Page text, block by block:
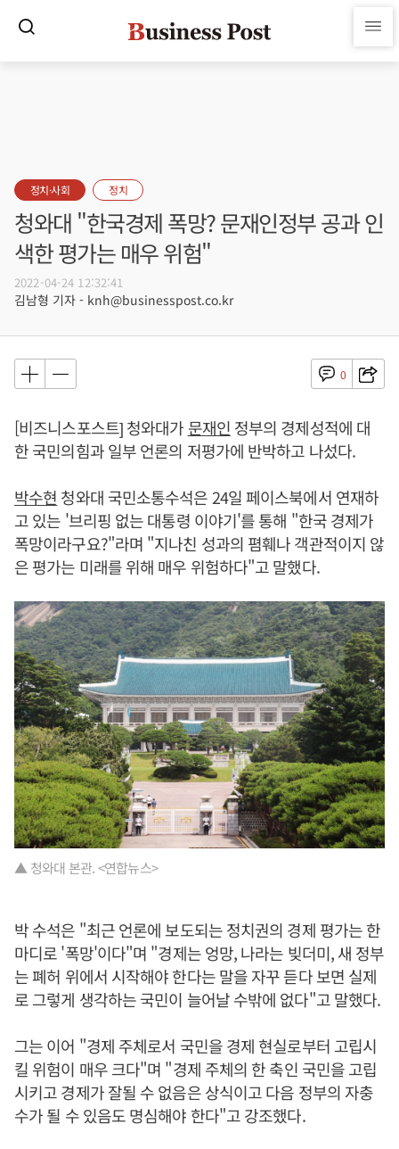
정치·사회 정치
청와대 "한국경제 폭망? 문재인정부 공과 인
색한 평가는 매우 위험"
2022-04-24 12:32:41
김남형 기자 - knh@businesspost.co.kr
0
[비즈니스포스트] 청와대가 문재인 정부의 경제성적에 대
한 국민의힘과 일부 언론의 저평가에 반박하고 나섰다.
박수현 청와대 국민소통수석은 24일 페이스북에서 연재하
고 있는 '브리핑 없는 대통령 이야기'를 통해 "한국 경제가
폭망이라구요?"라며 "지나친 성과의 폄훼나 객관적이지 않
은 평가는 미래를 위해 매우 위험하다"고 말했다.
▲ 청와대 본관. <연합뉴스>
박 수석은 "최근 언론에 보도되는 정치권의 경제 평가는 한
마디로 '폭망'이다"며 "경제는 엉망, 나라는 빚더미, 새 정부
는 폐허 위에서 시작해야 한다는 말을 자꾸 듣다 보면 실제
로 그렇게 생각하는 국민이 늘어날 수밖에 없다"고 말했다.
그는 이어 "경제 주체로서 국민을 경제 현실로부터 고립시
킬 위험이 매우 크다"며 "경제 주체의 한 축인 국민을 고립
시키고 경제가 잘될 수 없음은 상식이고 다음 정부의 자충
수가 될 수 있음도 명심해야 한다"고 강조했다.